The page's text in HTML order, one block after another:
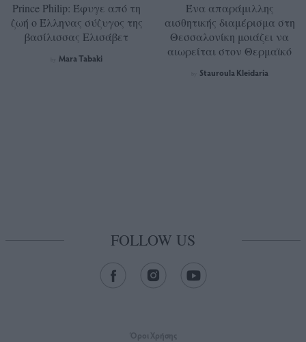
Prince Philip: Έφυγε από τη
ζωή ο Έλληνας σύζυγος της
βασίλισσας Ελισάβετ
Mara Tabaki
Ένα απαράμιλλης
αισθητικής διαμέρισμα στη
Θεσσαλονίκη μοιάζει να
αιωρείται στον Θερμαϊκό
Stauroula Kleidaria
FOLLOW US
Όροι Xρήσης